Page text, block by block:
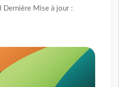
Dernière Mise à jour :